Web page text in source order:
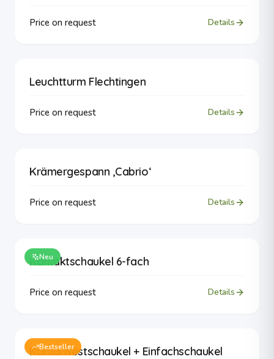
Price on request Details
Leuchtturm Flechtingen
Price on request Details
Krämergespann ‚Cabrio‘
Price on request Details
Neu
Kontaktschaukel 6-fach
Price on request Details
Bestseller
Kombi Nestschaukel + Einfachschaukel